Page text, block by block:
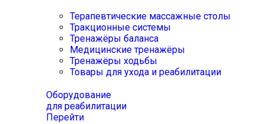
Терапевтические массажные столы
Тракционные системы
Тренажёры баланса
Медицинские тренажёры
Тренажёры ходьбы
Товары для ухода и реабилитации
Оборудование
для реабилитации
Перейти